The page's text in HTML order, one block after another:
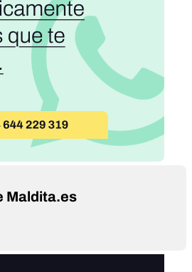
Maldita.es